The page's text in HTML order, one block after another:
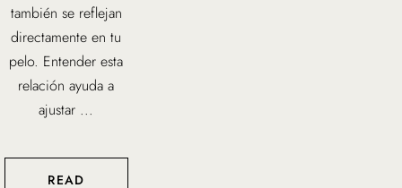
también se reflejan
directamente en tu
pelo. Entender esta
relación ayuda a
ajustar ...
READ